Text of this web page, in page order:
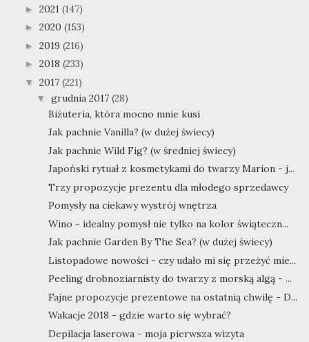
► 2021 (147)
► 2020 (153)
► 2019 (216)
► 2018 (233)
▼ 2017 (221)
▼ grudnia 2017 (28)
Biżuteria, która mocno mnie kusi
Jak pachnie Vanilla? (w dużej świecy)
Jak pachnie Wild Fig? (w średniej świecy)
Japoński rytuał z kosmetykami do twarzy Marion - j...
Trzy propozycje prezentu dla młodego sprzedawcy
Pomysły na ciekawy wystrój wnętrza
Wino - idealny pomysł nie tylko na kolor świąteczn...
Jak pachnie Garden By The Sea? (w dużej świecy)
Listopadowe nowości - czy udało mi się przeżyć mie...
Peeling drobnoziarnisty do twarzy z morską algą - ...
Fajne propozycje prezentowe na ostatnią chwilę - D...
Wakacje 2018 - gdzie warto się wybrać?
Depilacja laserowa - moja pierwsza wizyta